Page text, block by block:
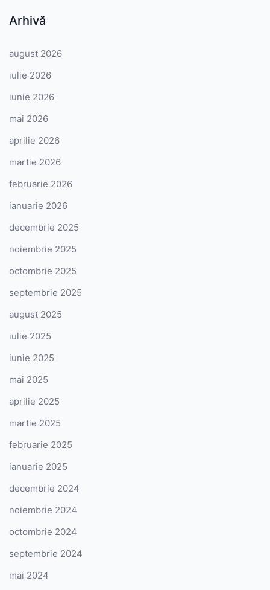
Arhivă
august 2026
iulie 2026
iunie 2026
mai 2026
aprilie 2026
martie 2026
februarie 2026
ianuarie 2026
decembrie 2025
noiembrie 2025
octombrie 2025
septembrie 2025
august 2025
iulie 2025
iunie 2025
mai 2025
aprilie 2025
martie 2025
februarie 2025
ianuarie 2025
decembrie 2024
noiembrie 2024
octombrie 2024
septembrie 2024
mai 2024